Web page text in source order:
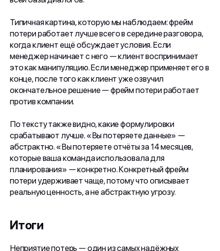
Типичная картина, которую мы наблюдаем: фрейм
потери работает лучше всего в середине разговора,
когда клиент ещё обсуждает условия. Если
менеджер начинает с него — клиент воспринимает
это как манипуляцию. Если менеджер применяет его в
конце, после того как клиент уже озвучил
окончательное решение — фрейм потери работает
против компании.
По тексту также видно, какие формулировки
срабатывают лучше. «Вы потеряете данные» —
абстрактно. «Вы потеряете отчёты за 14 месяцев,
которые ваша команда использовала для
планирования» — конкретно. Конкретный фрейм
потери удерживает чаще, потому что описывает
реальную ценность, а не абстрактную угрозу.
Итоги
Неприятие потерь — один из самых надёжных